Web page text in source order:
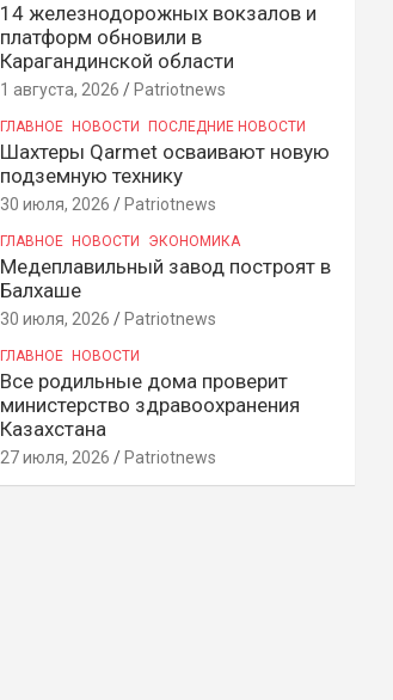
14 железнодорожных вокзалов и
платформ обновили в
Карагандинской области
1 августа, 2026 Patriotnews
ГЛАВНОЕ НОВОСТИ ПОСЛЕДНИЕ НОВОСТИ
Шахтеры Qarmet осваивают новую
подземную технику
30 июля, 2026 Patriotnews
ГЛАВНОЕ НОВОСТИ ЭКОНОМИКА
Медеплавильный завод построят в
Балхаше
30 июля, 2026 Patriotnews
ГЛАВНОЕ НОВОСТИ
Все родильные дома проверит
министерство здравоохранения
Казахстана
27 июля, 2026 Patriotnews